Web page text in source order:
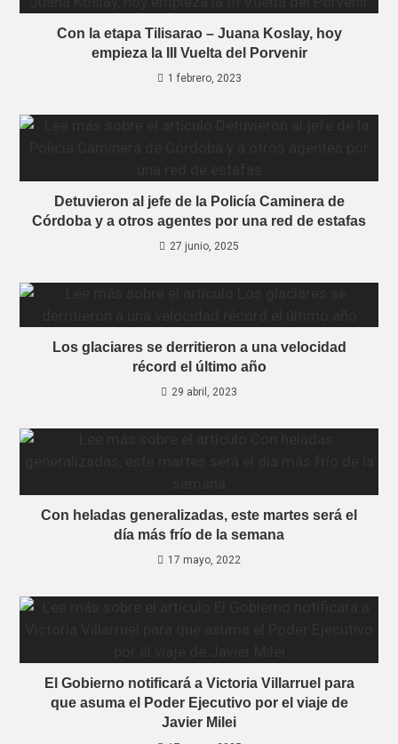
Con la etapa Tilisarao – Juana Koslay, hoy
empieza la III Vuelta del Porvenir
1 febrero, 2023
Detuvieron al jefe de la Policía Caminera de
Córdoba y a otros agentes por una red de estafas
27 junio, 2025
Los glaciares se derritieron a una velocidad
récord el último año
29 abril, 2023
Con heladas generalizadas, este martes será el
día más frío de la semana
17 mayo, 2022
El Gobierno notificará a Victoria Villarruel para
que asuma el Poder Ejecutivo por el viaje de
Javier Milei